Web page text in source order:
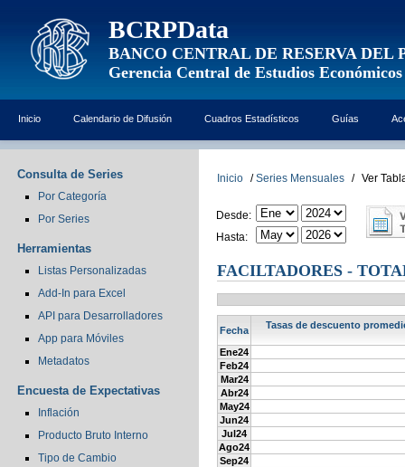
BCRPData
BANCO CENTRAL DE RESERVA DEL
Gerencia Central de Estudios Económicos
Inicio Calendario de Difusión Cuadros Estadísticos Guías
Consulta de Series
Por Categoría
Por Series
Herramientas
Listas Personalizadas
Add-In para Excel
API para Desarrolladores
App para Móviles
Metadatos
Encuesta de Expectativas
Inflación
Producto Bruto Interno
Tipo de Cambio
Inicio / Series Mensuales / Ver
Desde:
Hasta:
FACILTADORES -
Fecha Tasas de descuento
Ene24
Feb24
Mar24
Abr24
May24
Jun24
Jul24
Ago24
Sep24